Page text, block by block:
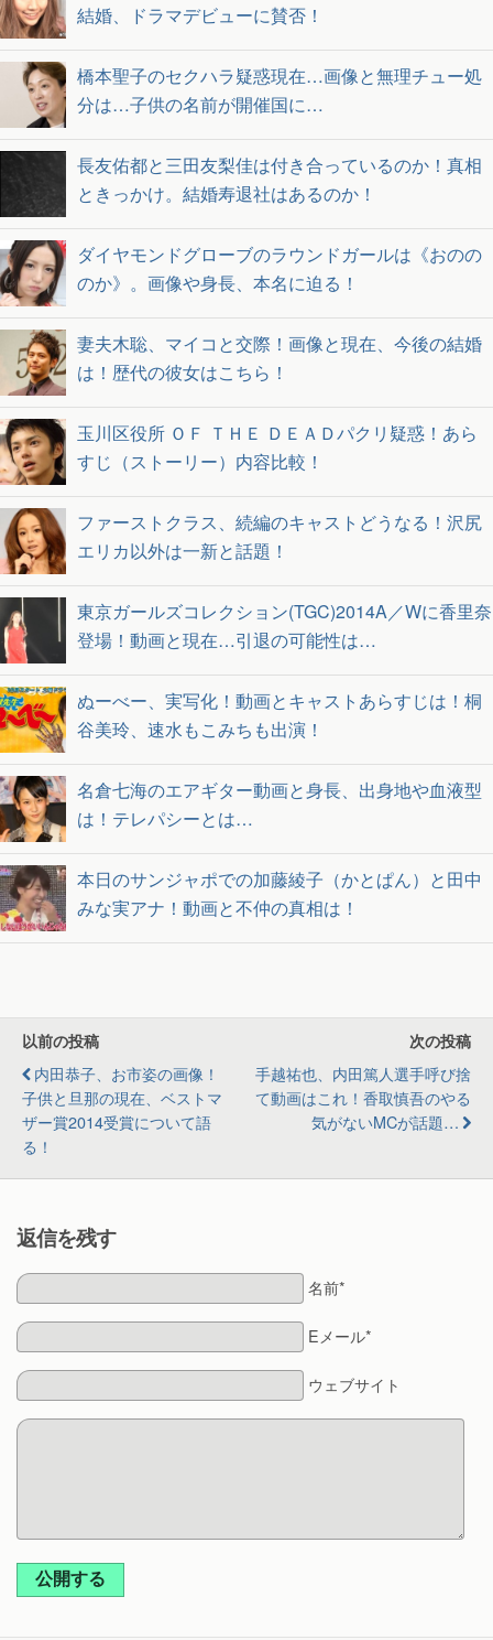
結婚、ドラマデビューに賛否！
橋本聖子のセクハラ疑惑現在…画像と無理チュー処
分は…子供の名前が開催国に…
長友佑都と三田友梨佳は付き合っているのか！真相
ときっかけ。結婚寿退社はあるのか！
ダイヤモンドグローブのラウンドガールは《おのの
のか》。画像や身長、本名に迫る！
妻夫木聡、マイコと交際！画像と現在、今後の結婚
は！歴代の彼女はこちら！
玉川区役所 ＯＦ ＴＨＥ ＤＥＡＤパクリ疑惑！あら
すじ（ストーリー）内容比較！
ファーストクラス、続編のキャストどうなる！沢尻
エリカ以外は一新と話題！
東京ガールズコレクション(TGC)2014A／Wに香里奈
登場！動画と現在…引退の可能性は…
ぬーべー、実写化！動画とキャストあらすじは！桐
谷美玲、速水もこみちも出演！
名倉七海のエアギター動画と身長、出身地や血液型
は！テレパシーとは…
本日のサンジャポでの加藤綾子（かとぱん）と田中
みな実アナ！動画と不仲の真相は！
以前の投稿
内田恭子、お市姿の画像！
子供と旦那の現在、ベストマ
ザー賞2014受賞について語
る！
次の投稿
手越祐也、内田篤人選手呼び捨
て動画はこれ！香取慎吾のやる
気がないMCが話題…
返信を残す
名前*
Eメール*
ウェブサイト
公開する